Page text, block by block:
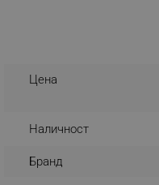
Цена
Наличност
Бранд